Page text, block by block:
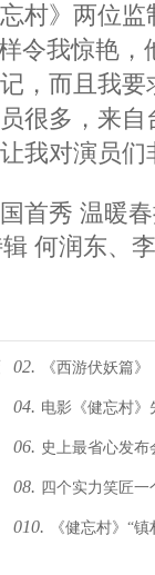
村》两位监
令我惊艳
，而且我要
很多，来
我对演员们
首秀 温暖
辑 何润东、
02. 《西游伏妖篇
立挽救影坛颓势
04. 电影《健忘村》
比《捉妖记》引网
06. 史上最省心发
孝全杨祐宁集体失
08. 四个实力笑匠
惊喜连连笑嗨全场
010. 《健忘村》“